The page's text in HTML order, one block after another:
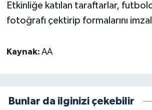
Etkinliğe katılan taraftarlar,
fotoğrafı çektirip formalarını
Kaynak: AA
Bunlar da ilginizi çekebilir